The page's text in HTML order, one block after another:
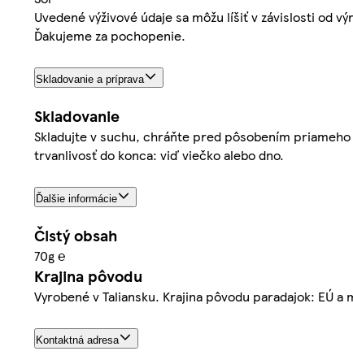
Uvedené výživové údaje sa môžu líšiť v závislosti od
Ďakujeme za pochopenie.
Skladovanie a príprava
Skladovanie
Skladujte v suchu, chráňte pred pôsobením
trvanlivosť do konca: viď viečko alebo dno.
Ďalšie informácie
Čistý obsah
70g ℮
Krajina pôvodu
Vyrobené v Taliansku. Krajina pôvodu paradajok: EÚ a
Kontaktná adresa